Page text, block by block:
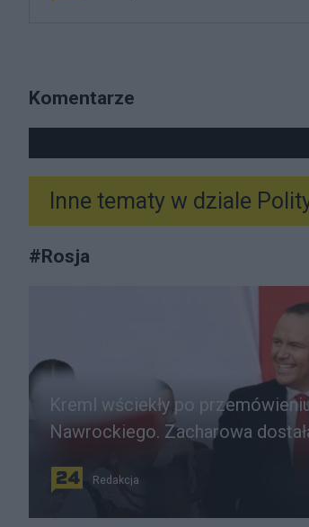
Komentarze
Inne tematy w dziale
#Rosja
Kreml wściekły po
Nawrockiego. Zacharowa
Redakcja